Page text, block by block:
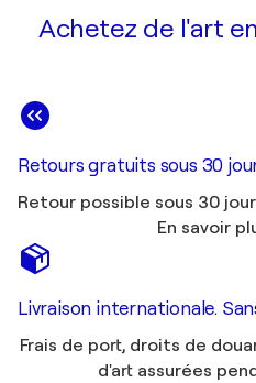
Achetez de l'art
Retours gratuits sous 30
Retour possible sous 30
En savoir
Livraison internationale.
Frais de port, droits de
d'art assurées